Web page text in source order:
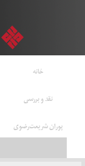
خانه
نقد و بررسی
پوران شریعت‌رضوی